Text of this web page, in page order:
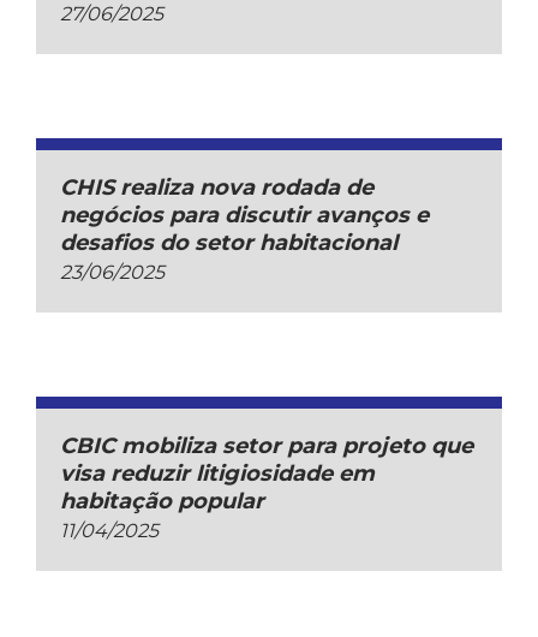
27/06/2025
CHIS realiza nova rodada de
negócios para discutir avanços e
desafios do setor habitacional
23/06/2025
CBIC mobiliza setor para projeto que
visa reduzir litigiosidade em
habitação popular
11/04/2025